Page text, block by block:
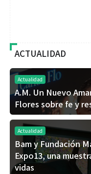
ACTUALIDAD
Actualidad
A.M. Un Nuevo
Flores sobre fe y
Actualidad
Bam y Fundación
Expo13, una
vidas